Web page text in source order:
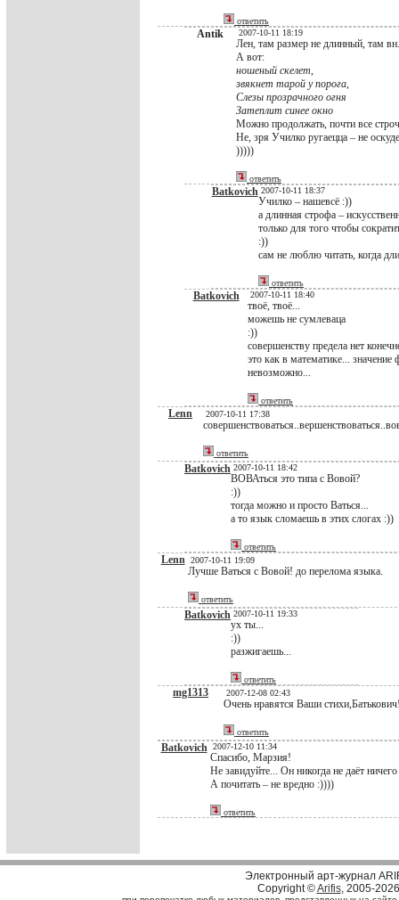
ответить
Antik 2007-10-11 18:19
Лен, там размер не длинный, там
А вот:
ношеный скелет,
звякнет тарой у порога,
Слезы прозрачного огня
Затеплит синее окно
Можно продолжать, почти все
Не, зря Училко ругаецца – не
)))))
ответить
Batkovich 2007-10-11 18:37
Училко – нашевсё :))
а длинная строфа –
только для того чтобы
:))
сам не люблю читать, когда
ответить
Batkovich 2007-10-11 18:40
твоё, твоё...
можешь не сумлеваца
:))
совершенству предела нет
это как в математике... значение
невозможно...
ответить
Lenn 2007-10-11 17:38
ответить
Batkovich 2007-10-11 18:42
ВОВАться это типа с Вовой?
:))
тогда можно и просто Ваться...
а то язык сломаешь в этих слогах :))
ответить
Lenn 2007-10-11 19:09
Лучше Ваться с Вовой! до перелома языка.
ответить
Batkovich 2007-10-11 19:33
ух ты...
:))
разжигаешь...
ответить
mg1313 2007-12-08 02:43
Очень нравятся Ваши
ответить
Batkovich 2007-12-10 11:34
Спасибо, Марзия!
Не завидуйте... Он никогда не даёт
А почитать – не вредно :))))
ответить
Электронный арт-журнал
Copyright ©Arifis, 2005-2026